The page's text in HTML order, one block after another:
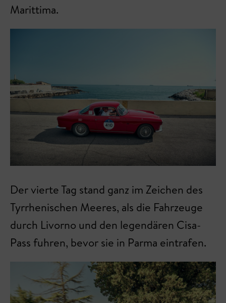
Marittima.
Der vierte Tag stand ganz im Zeichen des
Tyrrhenischen Meeres, als die Fahrzeuge
durch Livorno und den legendären Cisa-
Pass fuhren, bevor sie in Parma eintrafen.